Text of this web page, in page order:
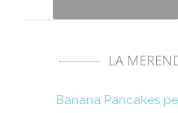
LA
Banana Pancakes